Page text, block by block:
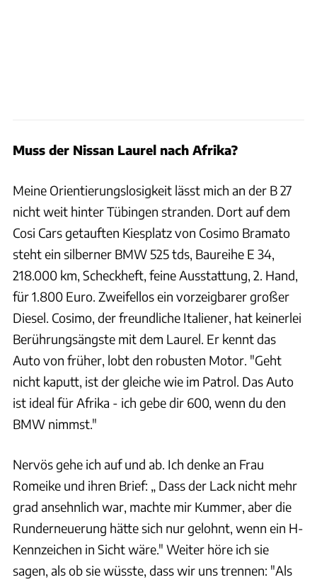
Muss der Nissan Laurel nach Afrika?
Meine Orientierungslosigkeit lässt mich an der B 27
nicht weit hinter Tübingen stranden. Dort auf dem
Cosi Cars getauften Kiesplatz von Cosimo Bramato
steht ein silberner BMW 525 tds, Baureihe E 34,
218.000 km, Scheckheft, feine Ausstattung, 2. Hand,
für 1.800 Euro. Zweifellos ein vorzeigbarer großer
Diesel. Cosimo, der freundliche Italiener, hat keinerlei
Berührungsängste mit dem Laurel. Er kennt das
Auto von früher, lobt den robusten Motor. "Geht
nicht kaputt, ist der gleiche wie im Patrol. Das Auto
ist ideal für Afrika - ich gebe dir 600, wenn du den
BMW nimmst."
Nervös gehe ich auf und ab. Ich denke an Frau
Romeike und ihren Brief: „ Dass der Lack nicht mehr
grad ansehnlich war, machte mir Kummer, aber die
Runderneuerung hätte sich nur gelohnt, wenn ein H-
Kennzeichen in Sicht wäre." Weiter höre ich sie
sagen, als ob sie wüsste, dass wir uns trennen: "Als